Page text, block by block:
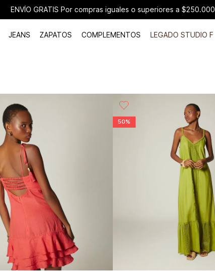
ENVÍO GRATIS Por compras iguales o superiores a $250.000
JEANS ZAPATOS COMPLEMENTOS LEGADO STUDIO F
50%